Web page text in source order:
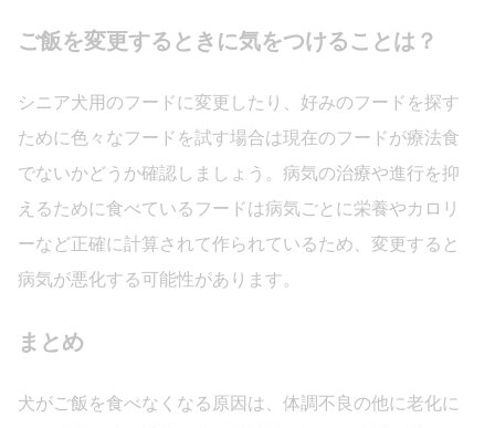
ご飯を変更するときに気をつけることは？
シニア犬用のフードに変更したり、好みのフードを探す
ために色々なフードを試す場合は現在のフードが療法食
でないかどうか確認しましょう。病気の治療や進行を抑
えるために食べているフードは病気ごとに栄養やカロリ
ーなど正確に計算されて作られているため、変更すると
病気が悪化する可能性があります。
まとめ
犬がご飯を食べなくなる原因は、体調不良の他に老化に